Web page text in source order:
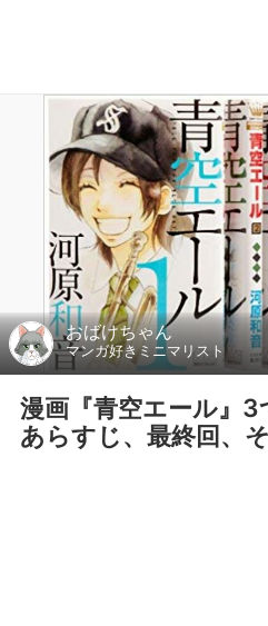
おばけちゃん
マンガ好きミニマリスト
漫画『青空エール』3
あらすじ、最終回、